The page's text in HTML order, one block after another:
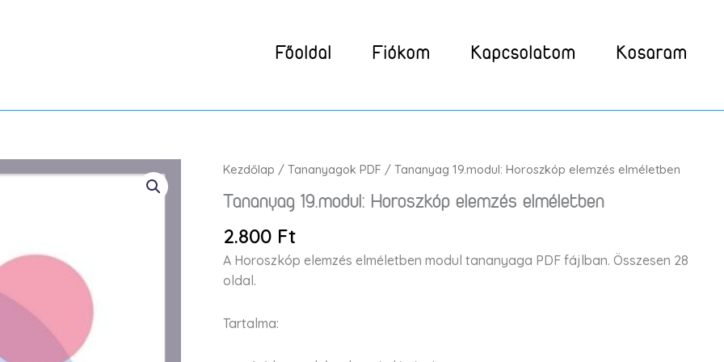
Főoldal Fiókom Kapcsolatom Kosaram
Kezdőlap /Tananyagok PDF / Tananyag 19.modul: Horoszkóp elemzés elméletben
Tananyag 19.modul: Horoszkóp elemzés elméletben
2.800 Ft
A Horoszkóp elemzés elméletben modul tananyaga PDF fájlban. Összesen 28
oldal.
Tartalma:
Tananyag
Horoszkóp
elemzés
elméletben
mennyiség